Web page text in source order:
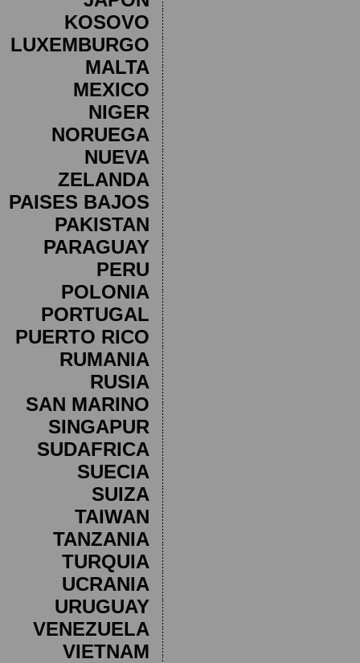
KOSOVO
LUXEMBURGO
MALTA
MEXICO
NIGER
NORUEGA
NUEVA
ZELANDA
PAISES BAJOS
PAKISTAN
PARAGUAY
PERU
POLONIA
PORTUGAL
PUERTO RICO
RUMANIA
RUSIA
SAN MARINO
SINGAPUR
SUDAFRICA
SUECIA
SUIZA
TAIWAN
TANZANIA
TURQUIA
UCRANIA
URUGUAY
VENEZUELA
VIETNAM